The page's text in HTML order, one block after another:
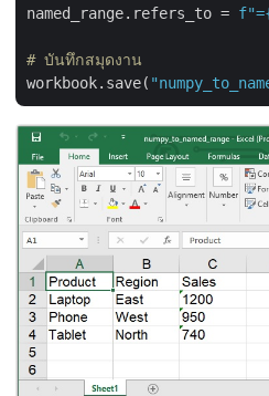
named_range.refers_to = f"=
# บันทึกสมุดงาน
workbook.save(